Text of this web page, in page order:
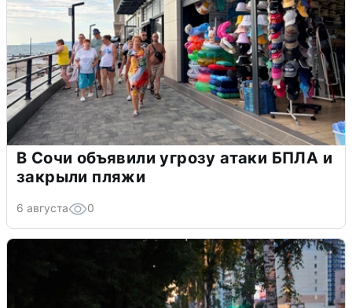
В Сочи объявили угрозу атаки БПЛА и
закрыли пляжи
6 августа 0